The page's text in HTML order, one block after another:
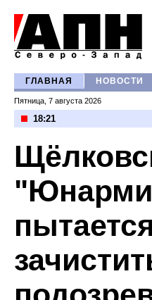
ГЛАВНАЯ НОВОСТИ
Пятница, 7 августа 2026
18:21